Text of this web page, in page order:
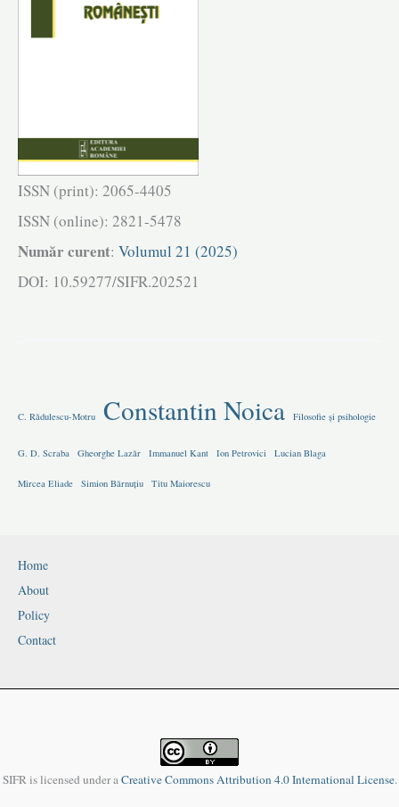
ISSN (print): 2065-4405
ISSN (online): 2821-5478
Număr curent: Volumul 21 (2025)
DOI: 10.59277/SIFR.202521
C. Rădulescu-Motru Constantin Noica Filosofie și psihologie
G. D. Scraba Gheorghe Lazăr Immanuel Kant Ion Petrovici Lucian Blaga
Mircea Eliade Simion Bărnuțiu Titu Maiorescu
Home
About
Policy
Contact
SIFR is licensed under aCreative Commons Attribution 4.0 International License.